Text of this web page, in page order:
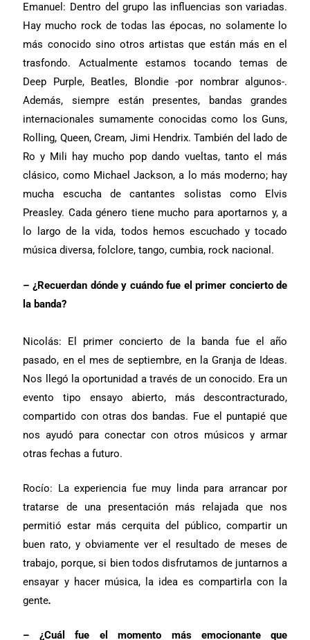
Emanuel: Dentro del grupo las influencias son variadas.
Hay mucho rock de todas las épocas, no solamente lo
más conocido sino otros artistas que están más en el
trasfondo. Actualmente estamos tocando temas de
Deep Purple, Beatles, Blondie -por nombrar algunos-.
Además, siempre están presentes, bandas grandes
internacionales sumamente conocidas como los Guns,
Rolling, Queen, Cream, Jimi Hendrix. También del lado de
Ro y Mili hay mucho pop dando vueltas, tanto el más
clásico, como Michael Jackson, a lo más moderno; hay
mucha escucha de cantantes solistas como Elvis
Preasley. Cada género tiene mucho para aportarnos y, a
lo largo de la vida, todos hemos escuchado y tocado
música diversa, folclore, tango, cumbia, rock nacional.
– ¿Recuerdan dónde y cuándo fue el primer concierto de
la banda?
Nicolás: El primer concierto de la banda fue el año
pasado, en el mes de septiembre, en la Granja de Ideas.
Nos llegó la oportunidad a través de un conocido. Era un
evento tipo ensayo abierto, más descontracturado,
compartido con otras dos bandas. Fue el puntapié que
nos ayudó para conectar con otros músicos y armar
otras fechas a futuro.
Rocío: La experiencia fue muy linda para arrancar por
tratarse de una presentación más relajada que nos
permitió estar más cerquita del público, compartir un
buen rato, y obviamente ver el resultado de meses de
trabajo, porque, si bien todos disfrutamos de juntarnos a
ensayar y hacer música, la idea es compartirla con la
gente.
– ¿Cuál fue el momento más emocionante que